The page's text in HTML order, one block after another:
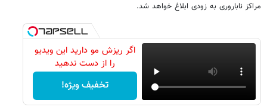
مراکز ناباروری به زودی ابلاغ خواهد شد.
اگر ریزش مو دارید این ویدیو
را از دست ندهید
تخفیف ویژه!